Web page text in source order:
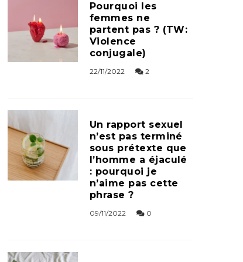
Pourquoi les
femmes ne
partent pas ? (TW:
Violence
conjugale)
22/11/2022 2
Un rapport sexuel
n’est pas terminé
sous prétexte que
l’homme a éjaculé
: pourquoi je
n’aime pas cette
phrase ?
09/11/2022 0